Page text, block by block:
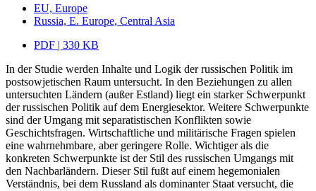
EU, Europe
Russia, E. Europe, Central Asia
PDF | 330 KB
In der Studie werden Inhalte und Logik der russischen Politik im
postsowjetischen Raum untersucht. In den Beziehungen zu allen
untersuchten Ländern (außer Estland) liegt ein starker Schwerpunkt
der russischen Politik auf dem Energiesektor. Weitere Schwerpunkte
sind der Umgang mit separatistischen Konflikten sowie
Geschichtsfragen. Wirtschaftliche und militärische Fragen spielen
eine wahrnehmbare, aber geringere Rolle. Wichtiger als die
konkreten Schwerpunkte ist der Stil des russischen Umgangs mit
den Nachbarländern. Dieser Stil fußt auf einem hegemonialen
Verständnis, bei dem Russland als dominanter Staat versucht, die